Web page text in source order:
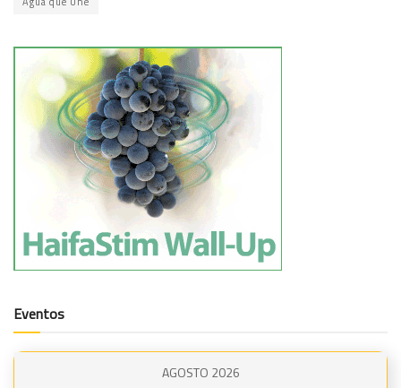
Eventos
AGOSTO 2026